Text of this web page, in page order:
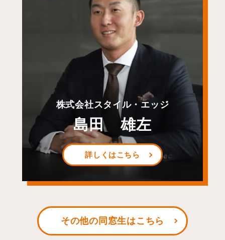
株式会社スタイル・エッジ
島田 雄左
詳しくはこちら
その他の同窓生はこちら